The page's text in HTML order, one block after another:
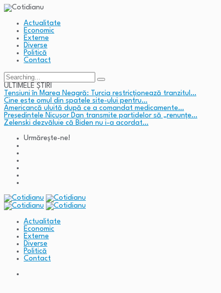
Actualitate
Economic
Externe
Diverse
Politică
Contact
Search
for:
ULTIMELE ȘTIRI
Tensiuni în Marea Neagră: Turcia restricționează tranzitul…
Cine este omul din spatele site-ului pentru…
Americancă uluită după ce a comandat medicamente…
Președintele Nicușor Dan transmite partidelor să „renunțe…
Zelenski dezvăluie că Biden nu i-a acordat…
Urmărește-ne!
Actualitate
Economic
Externe
Diverse
Politică
Contact